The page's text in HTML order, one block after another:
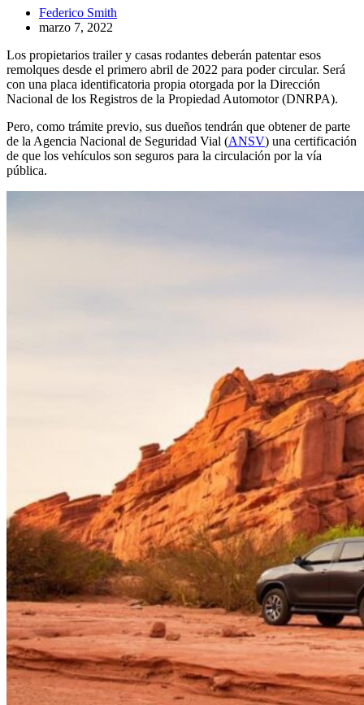
Federico Smith
marzo 7, 2022
Los propietarios trailer y casas rodantes deberán patentar esos
remolques desde el primero abril de 2022 para poder circular. Será
con una placa identificatoria propia otorgada por la Dirección
Nacional de los Registros de la Propiedad Automotor (DNRPA).
Pero, como trámite previo, sus dueños tendrán que obtener de parte
de la Agencia Nacional de Seguridad Vial (ANSV) una certificación
de que los vehículos son seguros para la circulación por la vía
pública.